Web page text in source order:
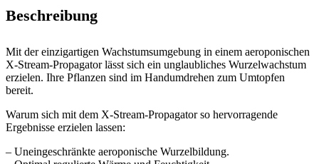
Beschreibung
Mit der einzigartigen Wachstumsumgebung in einem aeroponischen
X-Stream-Propagator lässt sich ein unglaubliches Wurzelwachstum
erzielen. Ihre Pflanzen sind im Handumdrehen zum Umtopfen
bereit.
Warum sich mit dem X-Stream-Propagator so hervorragende
Ergebnisse erzielen lassen:
– Uneingeschränkte aeroponische Wurzelbildung.